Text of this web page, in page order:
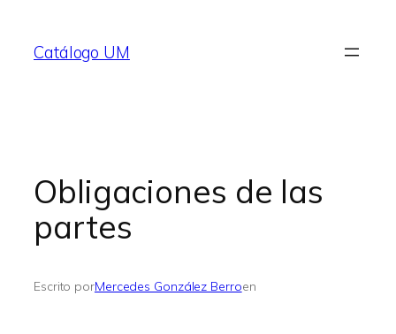
contenido
Catálogo UM
Obligaciones de las
partes
Escrito porMercedes González Berroen